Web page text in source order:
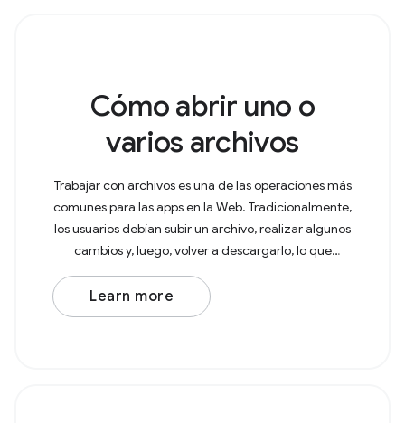
Cómo abrir uno o
varios archivos
Trabajar con archivos es una de las operaciones más
comunes para las apps en la Web. Tradicionalmente,
los usuarios debían subir un archivo, realizar algunos
cambios y, luego, volver a descargarlo, lo que
generaba una copia en la carpeta
Learn more